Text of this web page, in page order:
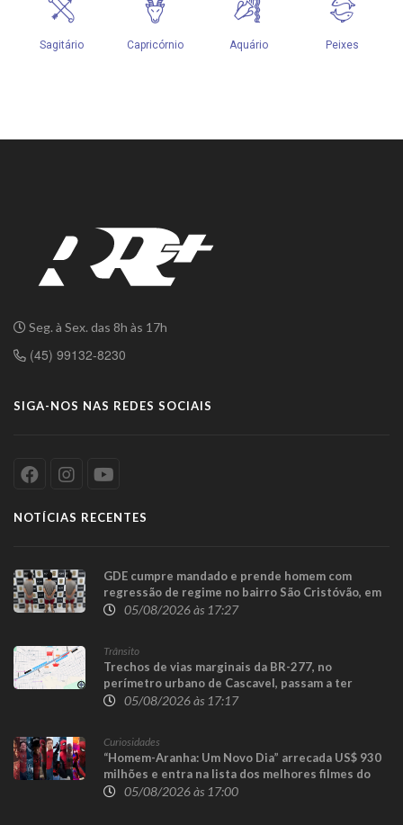
Seg. à Sex. das 8h às 17h
(45) 99132-8230
SIGA-NOS NAS REDES SOCIAIS
NOTÍCIAS RECENTES
GDE cumpre mandado e prende homem com
regressão de regime no bairro São Cristóvão, em
Cascavel
05/08/2026 às 17:27
Trânsito
Trechos de vias marginais da BR-277, no
perímetro urbano de Cascavel, passam a ter
sentido único para execução das obras da
05/08/2026 às 17:17
Curiosidades
“Homem-Aranha: Um Novo Dia” arrecada US$ 930
milhões e entra na lista dos melhores filmes do
herói05/08/2026 às 17:00